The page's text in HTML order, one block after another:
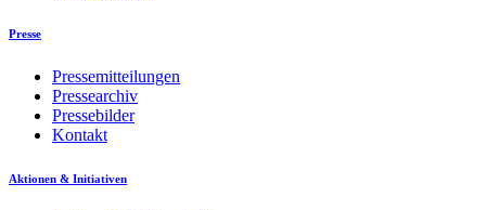
Presse
Pressemitteilungen
Pressearchiv
Pressebilder
Kontakt
Aktionen & Initiativen